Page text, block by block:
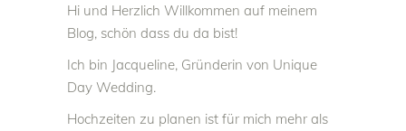
Hi und Herzlich Willkommen auf meinem
Blog, schön dass du da bist!
Ich bin Jacqueline, Gründerin von Unique
Day Wedding.
Hochzeiten zu planen ist für mich mehr als